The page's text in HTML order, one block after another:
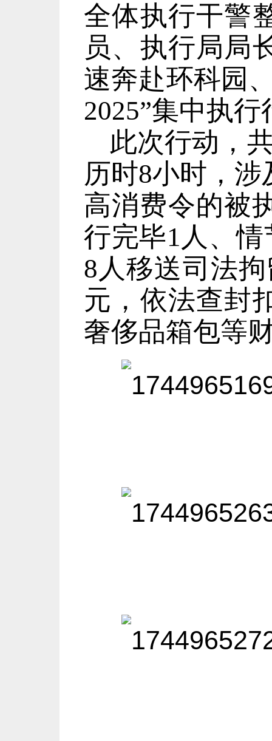
全体执行干警
员、执行局局
速奔赴环科园
2025”集中执行
此次行动，
历时8小时，
高消费令的被
行完毕1人、
8人移送司法
元，依法查封
奢侈品箱包等